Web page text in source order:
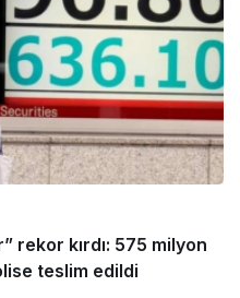
rekor kırdı: 575 milyon
teslim edildi